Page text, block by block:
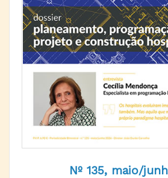
Nº 135, maio/